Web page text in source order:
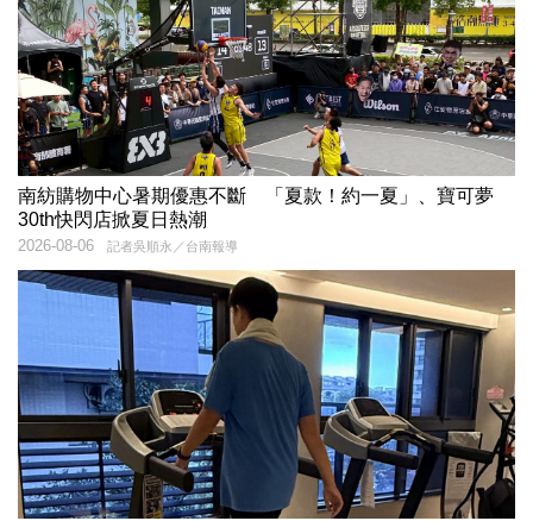
南紡購物中心暑期優惠不斷 「夏款！約一夏」、寶可夢
30th快閃店掀夏日熱潮
記者吳順永／台南報導
2026-08-06